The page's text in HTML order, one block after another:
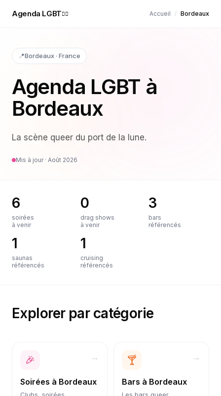
Agenda LGBT🏳️‍🌈 Accueil / Bordeaux
📍Bordeaux · France
Agenda LGBT à
Bordeaux
La scène queer du port de la lune.
Mis à jour · Août 2026
6
soirées
à venir
0
drag shows
à venir
3
bars
référencés
1
saunas
référencés
1
cruising
référencés
Explorer par catégorie
🎉 →
Soirées à Bordeaux
🍸 →
Bars à Bordeaux